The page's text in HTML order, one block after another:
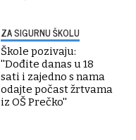
ZA SIGURNU ŠKOLU
Škole pozivaju:
''Dođite danas u 18
sati i zajedno s nama
odajte počast žrtvama
iz OŠ Prečko''